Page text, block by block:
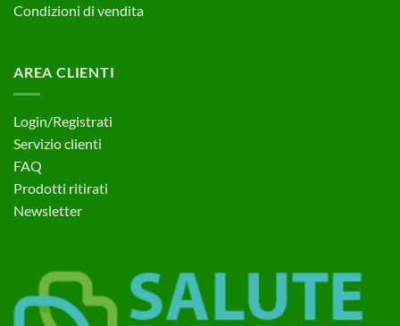
Condizioni di vendita
AREA CLIENTI
Login/Registrati
Servizio clienti
FAQ
Prodotti ritirati
Newsletter